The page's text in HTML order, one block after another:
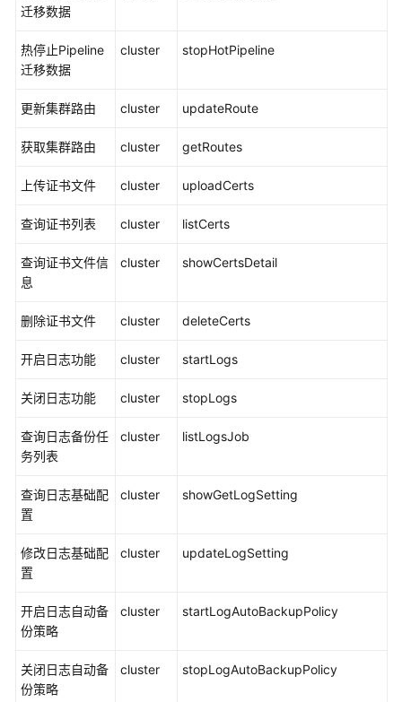
API
考
参
见
问
题
排
频
助
品
更
文
档
通
迁移数据
热停止Pipeline
迁移数据
cluster stopHotPipeline
更新集群路由 cluster updateRoute
获取集群路由 cluster getRoutes
上传证书文件 cluster uploadCerts
查询证书列表 cluster listCerts
查询证书文件信
息
cluster showCertsDetail
删除证书文件 cluster deleteCerts
开启日志功能 cluster startLogs
关闭日志功能 cluster stopLogs
查询日志备份任
务列表
cluster listLogsJob
查询日志基础配
置
cluster showGetLogSetting
修改日志基础配
置
cluster updateLogSetting
开启日志自动备
份策略
cluster startLogAutoBackupPolicy
关闭日志自动备
份策略
cluster stopLogAutoBackupPolicy